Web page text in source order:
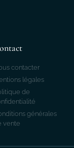
contacter
légales
de
générales
vente